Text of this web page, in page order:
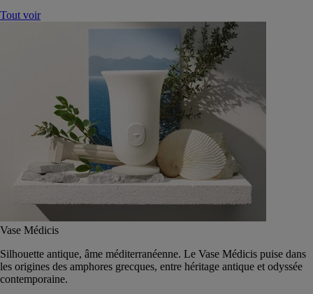
Tout voir
Vase Médicis
Silhouette antique, âme méditerranéenne. Le Vase Médicis puise dans
les origines des amphores grecques, entre héritage antique et odyssée
contemporaine.